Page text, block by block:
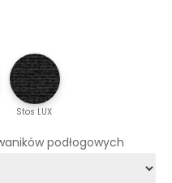
Stos LUX
podłogowych